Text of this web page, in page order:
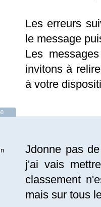
Les erreurs
le message
Les
invitons à
à votre
Jdonne pas
j'ai vais
classement
mais sur tous